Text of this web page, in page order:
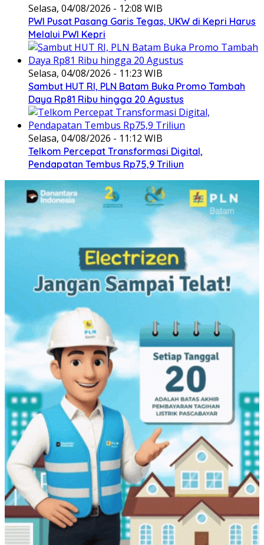
Selasa, 04/08/2026 - 12:08 WIB
PWI Pusat Pasang Garis Tegas, UKW di Kepri Harus
Melalui PWI Kepri
Selasa, 04/08/2026 - 11:23 WIB
Sambut HUT RI, PLN Batam Buka Promo Tambah
Daya Rp81 Ribu hingga 20 Agustus
Selasa, 04/08/2026 - 11:12 WIB
Telkom Percepat Transformasi Digital,
Pendapatan Tembus Rp75,9 Triliun